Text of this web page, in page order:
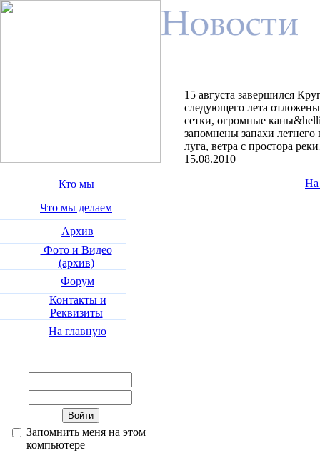
Кто мы
Что мы делаем
Архив
Фото и Видео
(архив)
Форум
Контакты и
Реквизиты
На главную
Запомнить меня на этом
компьютере
15 августа завершился
следующего лета
сетки, огромные
запомнены запахи летнего
луга, ветра с простора
15.08.2010
На